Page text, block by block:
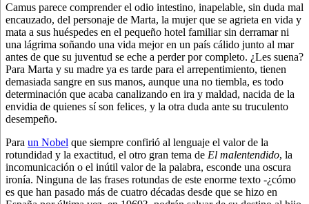
Camus parece comprender el odio intestino, inapelable, sin duda mal
encauzado, del personaje de Marta, la mujer que se agrieta en vida y
mata a sus huéspedes en el pequeño hotel familiar sin derramar ni
una lágrima soñando una vida mejor en un país cálido junto al mar
antes de que su juventud se eche a perder por completo. ¿Les suena?
Para Marta y su madre ya es tarde para el arrepentimiento, tienen
demasiada sangre en sus manos, aunque una no tiembla, es todo
determinación que acaba canalizando en ira y maldad, nacida de la
envidia de quienes sí son felices, y la otra duda ante su truculento
desempeño.
Para un Nobel que siempre confirió al lenguaje el valor de la
rotundidad y la exactitud, el otro gran tema de El malentendido, la
incomunicación o el inútil valor de la palabra, esconde una oscura
ironía. Ninguna de las frases rotundas de este enorme texto -¿cómo
es que han pasado más de cuatro décadas desde que se hizo en